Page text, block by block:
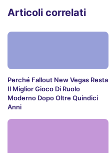
Articoli correlati
Perché Fallout New Vegas Resta
Il Miglior Gioco Di Ruolo
Moderno Dopo Oltre Quindici
Anni